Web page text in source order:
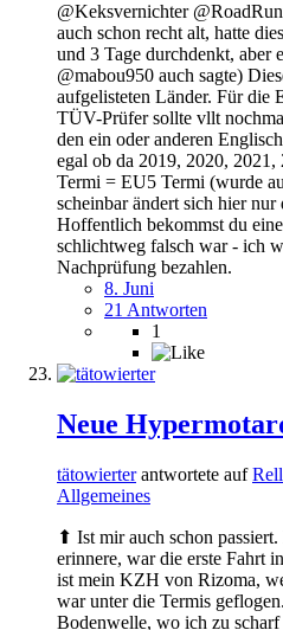
@Keksvernichter
auch schon recht alt, hatte
und 3 Tage durchdenkt, aber
@mabou950 auch sagte)
aufgelisteten Länder. Für die
TÜV-Prüfer sollte vllt
den ein oder anderen
egal ob da 2019, 2020,
Termi = EU5 Termi (wurde
scheinbar ändert sich hier
Hoffentlich bekommst du
schlichtweg falsch war - ich
Nachprüfung bezahlen.
8. Juni
21 Antworten
1
Neue
tätowierterantwortete auf
Allgemeines
⬆ Ist mir auch schon
erinnere, war die erste Fahrt
ist mein KZH von Rizoma,
war unter die Termis
Bodenwelle, wo ich zu